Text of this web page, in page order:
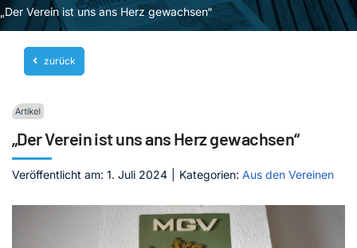
Themen
Blog
Unternehmen
Service
Mediathek
Jetzt abonnieren
Kontakt
„Der Verein ist uns ans Herz gewachsen“
zurück
„Der Verein ist uns ans Herz gewachsen“
Veröffentlicht am: 1. Juli 2024 Kategorien: Aus den Vereinen